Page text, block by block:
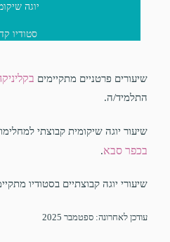
יוגה
סטודיו
שיעורים פרטניים מתקיימים
התלמיד/ה.
שיעור יוגה שיקומית קבוצתי
בכפר סבא.
שיעורי יוגה קבוצתיים בסטודיו
עודכן לאחרונה: ספטמבר 2025